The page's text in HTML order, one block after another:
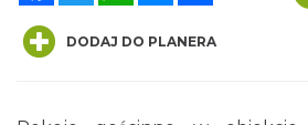
DODAJ DO PLANERA